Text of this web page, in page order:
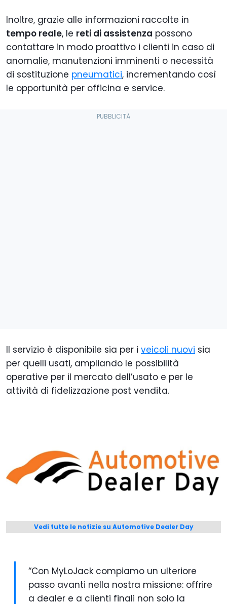
Inoltre, grazie alle informazioni raccolte in
tempo reale, le reti di assistenza possono
contattare in modo proattivo i clienti in caso di
anomalie, manutenzioni imminenti o necessità
di sostituzione pneumatici, incrementando così
le opportunità per officina e service.
Il servizio è disponibile sia per i veicoli nuovi sia
per quelli usati, ampliando le possibilità
operative per il mercato dell’usato e per le
attività di fidelizzazione post vendita.
Vedi tutte le notizie su Automotive Dealer Day
“Con MyLoJack compiamo un ulteriore
passo avanti nella nostra missione: offrire
a dealer e a clienti finali non solo la